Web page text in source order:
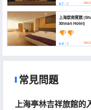
4.7 / 5 HKD
上海歆南賓館 (Shanghai
Xinnan Hotel)
4.4 / 5 HKD
常見問題
上海亭林吉祥旅館的